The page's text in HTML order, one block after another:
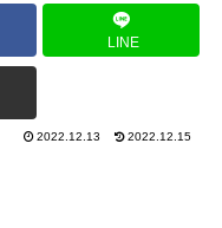
LINE
2022.12.13 2022.12.15